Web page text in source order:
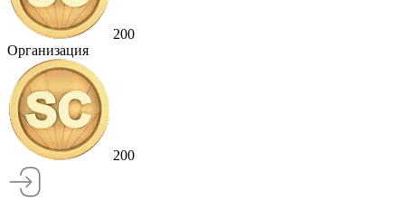
200
Организация
200